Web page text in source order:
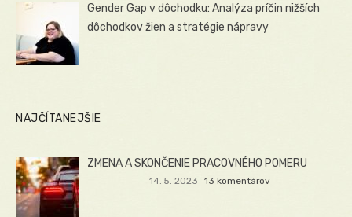
Gender Gap v dôchodku: Analýza príčin nižších
dôchodkov žien a stratégie nápravy
NAJČÍTANEJŠIE
ZMENA A SKONČENIE PRACOVNÉHO POMERU
14. 5. 2023 13 komentárov